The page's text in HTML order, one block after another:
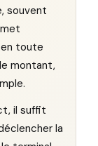
souvent
toute
montant,
il suffit
la